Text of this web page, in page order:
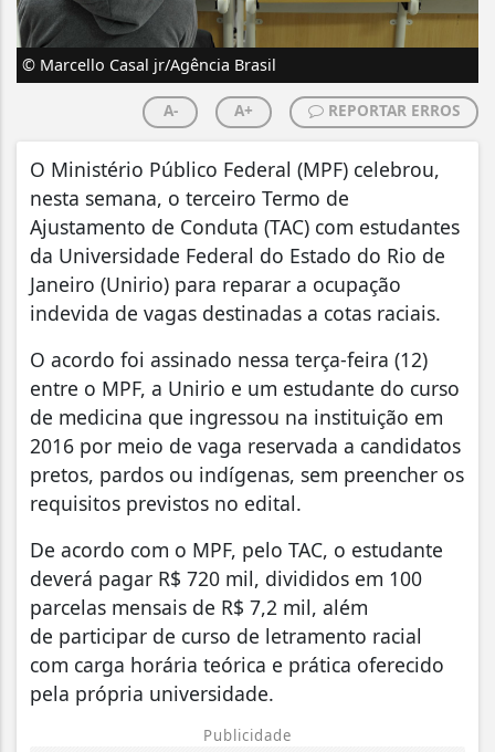
© Marcello Casal jr/Agência Brasil
A- A+ REPORTAR ERROS
O Ministério Público Federal (MPF) celebrou,
nesta semana, o terceiro Termo de
Ajustamento de Conduta (TAC) com estudantes
da Universidade Federal do Estado do Rio de
Janeiro (Unirio) para reparar a ocupação
indevida de vagas destinadas a cotas raciais.
O acordo foi assinado nessa terça-feira (12)
entre o MPF, a Unirio e um estudante do curso
de medicina que ingressou na instituição em
2016 por meio de vaga reservada a candidatos
pretos, pardos ou indígenas, sem preencher os
requisitos previstos no edital.
De acordo com o MPF, pelo TAC, o estudante
deverá pagar R$ 720 mil, divididos em 100
parcelas mensais de R$ 7,2 mil, além
de participar de curso de letramento racial
com carga horária teórica e prática oferecido
pela própria universidade.
Publicidade